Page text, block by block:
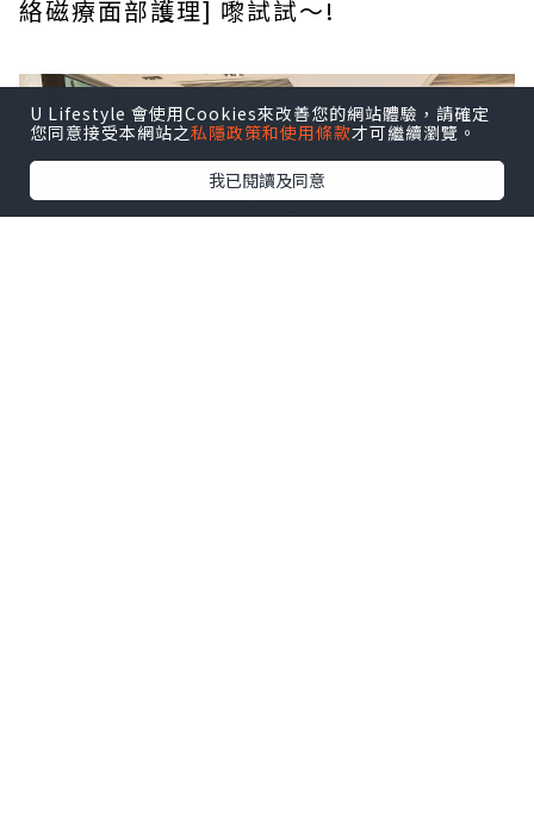
絡磁療面部護理] 嚟試試～!
U Lifestyle 會使用Cookies來改善您的網站體驗，請確定
您同意接受本網站之私隱政策和使用條款才可繼續瀏覽。
我已閱讀及同意